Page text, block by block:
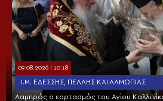
09.08.2026 | 10:18
Ι.Μ. ΕΔΈΣΣΗΣ, ΠΈΛΛΗΣ ΚΑΙ ΑΛΜΩΠΊΑΣ
Λαμπρός ο εορτασμός του Αγίου